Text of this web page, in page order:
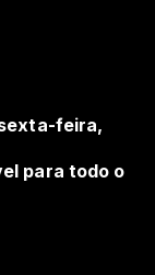
feira,
para todo o